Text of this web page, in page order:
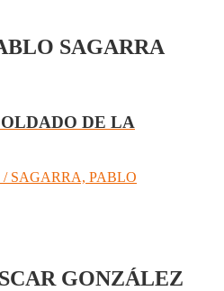
SAGARRA
DE LA
SAGARRA, PABLO
GONZÁLEZ